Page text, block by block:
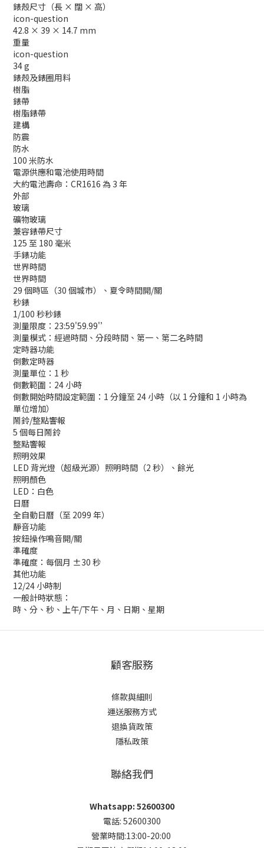
錶殼尺寸（長 × 闊 × 高）
icon-question
42.8 × 39 × 14.7 mm
重量
icon-question
34 g
錶殼及錶圈用料
樹脂
錶帶
樹脂錶帶
建構
防震
防水
100 米防水
電源供應和電池使用時間
大約電池壽命：CR1616 為 3 年
外部
玻璃
礦物玻璃
兼容錶帶尺寸
125 至 180 毫米
手錶功能
世界時間
世界時間
29 個時區（30 個城市）、夏令時間開/關
秒錶
1/100 秒秒錶
測量限度：23:59'59.99'’
測量模式：經過時間、分段時間、第一、第二名時間
定時器功能
倒數定時器
測量單位：1 秒
倒數範圍：24 小時
倒數開始時間設定範圍：1 分鐘至 24 小時（以 1 分鐘和 1 小時為
單位增加）
鬧鈴/整點響報
5 個每日鬧鈴
整點響報
照明效果
LED 背光燈（超級光源）照明時間（2 秒）、餘光
照明顏色
LED：白色
日曆
全自動日曆（至 2099 年）
靜音功能
按鈕操作鳴音開/關
準確度
準確度：每個月 ±30 秒
其他功能
12/24 小時制
一般計時狀態：
時、分、秒、上午/下午、月、日期、星期
顧客服務
條款與細則
運送服務方式
退換貨政策
隱私政策
聯絡我們
Whatsapp: 52600300
電話: 52600300
營業時間:13:00-20:00